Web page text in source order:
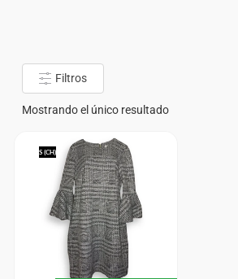
Filtros
Mostrando el único resultado
S (CH)